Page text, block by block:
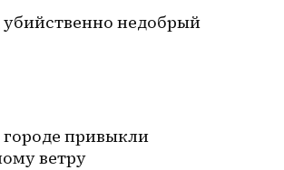
убийственно недобрый
привыкли
ветру